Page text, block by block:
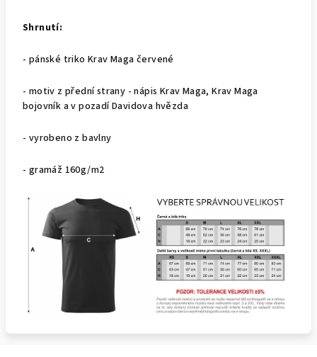
Shrnutí:
- pánské triko Krav Maga červené
- motiv z přední strany - nápis Krav Maga, Krav Maga
bojovník a v pozadí Davidova hvězda
- vyrobeno z bavlny
- gramáž 160g/m2